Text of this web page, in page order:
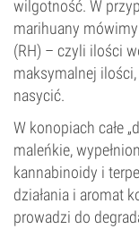
wilgotność. W
marihuany
(RH) – czyli ilości
maksymalnej ilości,
nasycić.
W konopiach całe
maleńkie,
kannabinoidy i
działania i aromat
prowadzi do